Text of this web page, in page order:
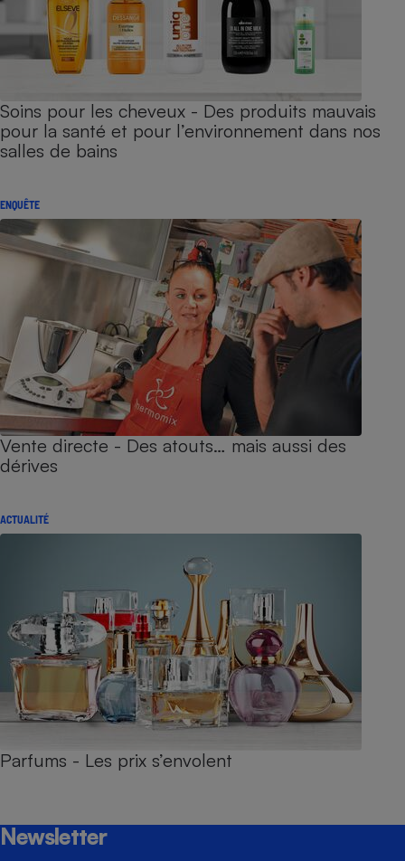
Soins pour les cheveux - Des produits mauvais
pour la santé et pour l’environnement dans nos
salles de bains
ENQUÊTE
Vente directe - Des atouts… mais aussi des
dérives
ACTUALITÉ
Parfums - Les prix s’envolent
Newsletter